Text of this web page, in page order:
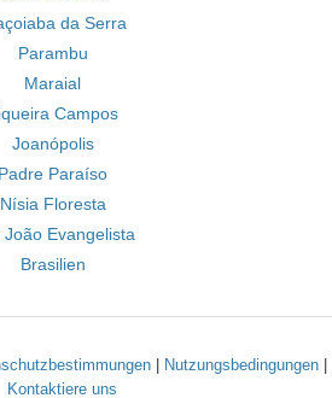
da Serra
Parambu
Maraial
Campos
Joanópolis
Padre Paraíso
Nísia Floresta
João Evangelista
Brasilien
| Nutzungsbedingungen|
Kontaktiere uns